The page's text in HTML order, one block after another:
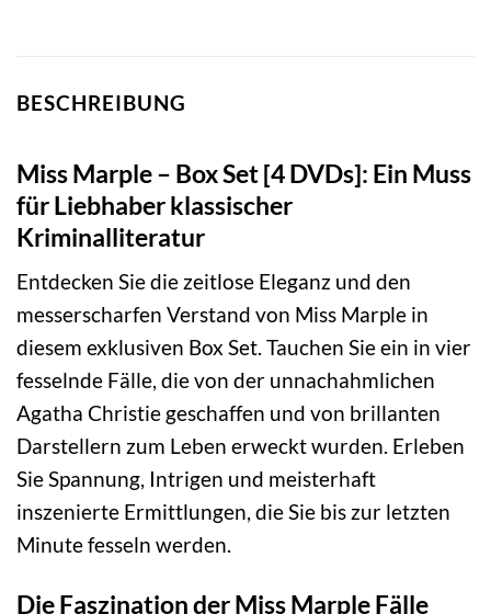
BESCHREIBUNG
Miss Marple – Box Set [4 DVDs]: Ein Muss
für Liebhaber klassischer
Kriminalliteratur
Entdecken Sie die zeitlose Eleganz und den
messerscharfen Verstand von Miss Marple in
diesem exklusiven Box Set. Tauchen Sie ein in vier
fesselnde Fälle, die von der unnachahmlichen
Agatha Christie geschaffen und von brillanten
Darstellern zum Leben erweckt wurden. Erleben
Sie Spannung, Intrigen und meisterhaft
inszenierte Ermittlungen, die Sie bis zur letzten
Minute fesseln werden.
Die Faszination der Miss Marple Fälle